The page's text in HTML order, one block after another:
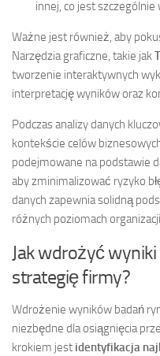
innej, co jest
Ważne jest również, aby
Narzędzia graficzne, takie jak
tworzenie interaktywnych
interpretację wyników oraz
Podczas analizy danych
kontekście celów
podejmowane na podstawie
aby zminimalizować ryzyko
danych zapewnia solidną
różnych poziomach
Jak wdrożyć
strategię firmy?
Wdrożenie wyników badań
niezbędne dla osiągnięcia
krokiem jest identyfikacja